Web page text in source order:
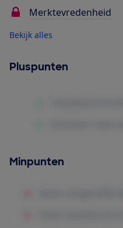
Merktevredenheid
Bekijk alles
Pluspunten
Minpunten